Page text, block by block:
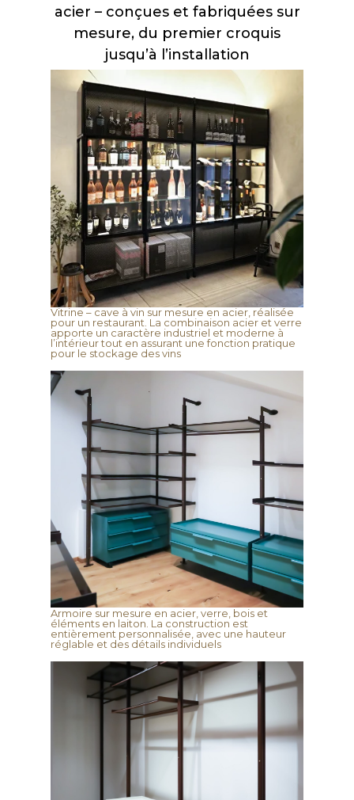
acier – conçues et fabriquées sur
mesure, du premier croquis
jusqu’à l’installation
Armoire sur mesure en acier, verre, bois et
éléments en laiton. La construction est
entièrement personnalisée, avec une hauteur
réglable et des détails individuels
Vitrine – cave à vin sur mesure en acier, réalisée
pour un restaurant. La combinaison acier et verre
apporte un caractère industriel et moderne à
l’intérieur tout en assurant une fonction pratique
pour le stockage des vins